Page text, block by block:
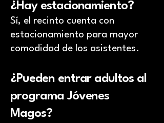
¿Hay estacionamiento?
Sí, el recinto cuenta con
estacionamiento para mayor
comodidad de los asistentes.
¿Pueden entrar adultos al
programa Jóvenes
Magos?